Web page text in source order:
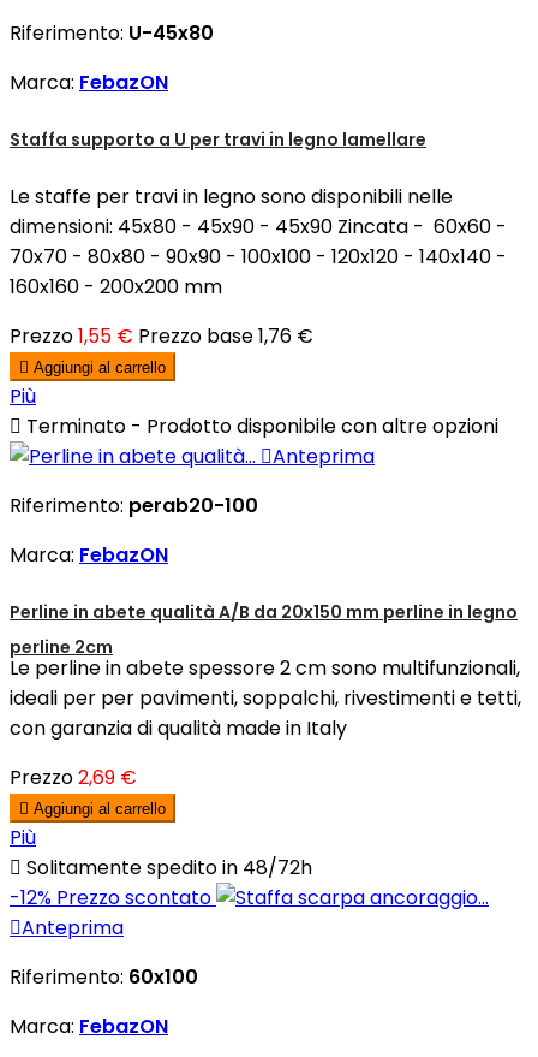
Riferimento: U-45x80
Marca: FebazON
Staffa supporto a U per travi in legno lamellare
Le staffe per travi in legno sono disponibili nelle
dimensioni: 45x80 - 45x90 - 45x90 Zincata - 60x60 -
70x70 - 80x80 - 90x90 - 100x100 - 120x120 - 140x140 -
160x160 - 200x200 mm
Prezzo1,55 € Prezzo base1,76 €
 Aggiungi al carrello
Più
 Terminato - Prodotto disponibile con altre opzioni
Anteprima
Riferimento: perab20-100
Marca: FebazON
Perline in abete qualità A/B da 20x150 mm perline in legno
perline 2cm
Le perline in abete spessore 2 cm sono multifunzionali,
ideali per per pavimenti, soppalchi, rivestimenti e tetti,
con garanzia di qualità made in Italy
Prezzo2,69 €
 Aggiungi al carrello
Più
 Solitamente spedito in 48/72h
-12% Prezzo scontato
Anteprima
Riferimento: 60x100
Marca: FebazON